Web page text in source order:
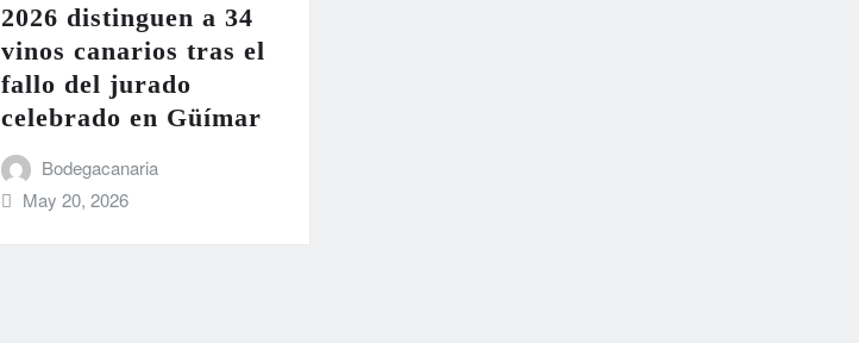
2026 distinguen a 34
vinos canarios tras el
fallo del jurado
celebrado en Güímar
Bodegacanaria
May 20, 2026